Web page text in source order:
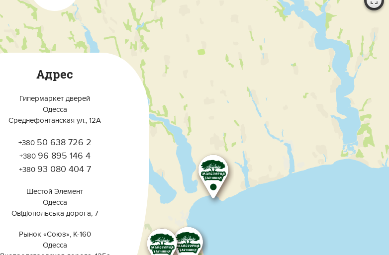
Адрес
Гипермаркет дверей
Одесса
Среднефонтанская ул., 12А
+380 50 638 726 2
+380 96 895 146 4
+380 93 080 404 7
Шестой Элемент
Одесса
Овідіопольська дорога, 7
Рынок «Союз», К-160
Одесса